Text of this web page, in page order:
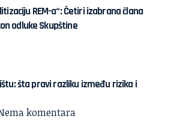
REM-a“: Četiri izabrana člana
odluke Skupštine
šta pravi razliku između rizika i
komentara